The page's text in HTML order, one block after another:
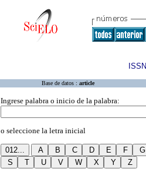
Base de datos : article
Ingrese palabra o inicio de la palabra:
o seleccione la letra inicial